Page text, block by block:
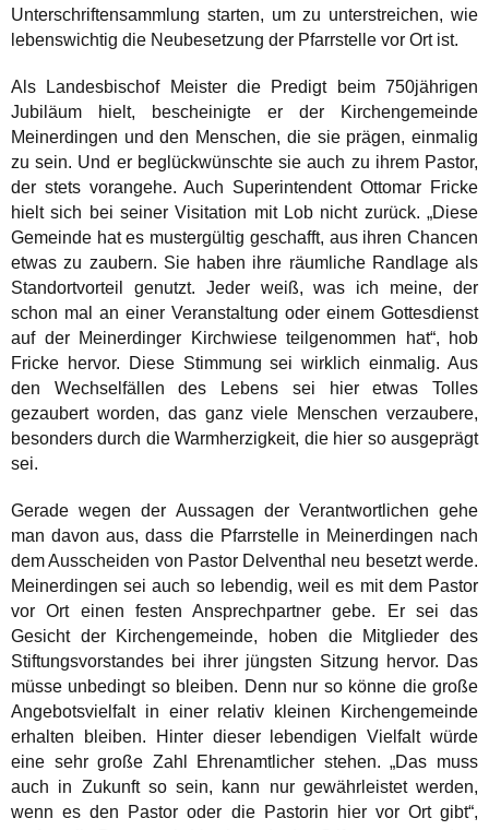
Unterschriftensammlung starten, um zu unterstreichen, wie
lebenswichtig die Neubesetzung der Pfarrstelle vor Ort ist.
Als Landesbischof Meister die Predigt beim 750jährigen
Jubiläum hielt, bescheinigte er der Kirchengemeinde
Meinerdingen und den Menschen, die sie prägen, einmalig
zu sein. Und er beglückwünschte sie auch zu ihrem Pastor,
der stets vorangehe. Auch Superintendent Ottomar Fricke
hielt sich bei seiner Visitation mit Lob nicht zurück. „Diese
Gemeinde hat es mustergültig geschafft, aus ihren Chancen
etwas zu zaubern. Sie haben ihre räumliche Randlage als
Standortvorteil genutzt. Jeder weiß, was ich meine, der
schon mal an einer Veranstaltung oder einem Gottesdienst
auf der Meinerdinger Kirchwiese teilgenommen hat“, hob
Fricke hervor. Diese Stimmung sei wirklich einmalig. Aus
den Wechselfällen des Lebens sei hier etwas Tolles
gezaubert worden, das ganz viele Menschen verzaubere,
besonders durch die Warmherzigkeit, die hier so ausgeprägt
sei.
Gerade wegen der Aussagen der Verantwortlichen gehe
man davon aus, dass die Pfarrstelle in Meinerdingen nach
dem Ausscheiden von Pastor Delventhal neu besetzt werde.
Meinerdingen sei auch so lebendig, weil es mit dem Pastor
vor Ort einen festen Ansprechpartner gebe. Er sei das
Gesicht der Kirchengemeinde, hoben die Mitglieder des
Stiftungsvorstandes bei ihrer jüngsten Sitzung hervor. Das
müsse unbedingt so bleiben. Denn nur so könne die große
Angebotsvielfalt in einer relativ kleinen Kirchengemeinde
erhalten bleiben. Hinter dieser lebendigen Vielfalt würde
eine sehr große Zahl Ehrenamtlicher stehen. „Das muss
auch in Zukunft so sein, kann nur gewährleistet werden,
wenn es den Pastor oder die Pastorin hier vor Ort gibt“,